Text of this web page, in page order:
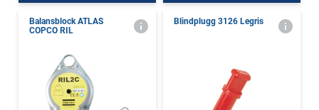
Balansblock ATLAS
COPCO RIL
Blindplugg 3126 Legris